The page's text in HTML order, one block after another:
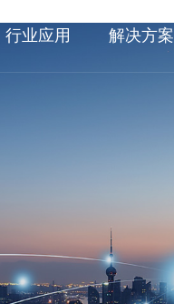
行业应用 解决方案